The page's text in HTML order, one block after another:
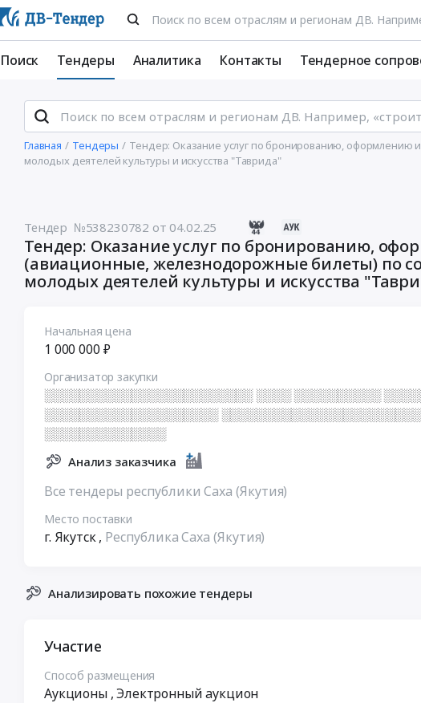
Поиск Тендеры Аналитика Контакты Тендерное
Главная Тендеры
Тендер: Оказание услуг по бронированию,
молодых деятелей культуры и искусства "Таврида"
Тендер №538230782 от 04.02.25
Тендер: Оказание услуг по бронированию,
(авиационные, железнодорожные билеты) по
молодых деятелей культуры и искусства
Начальная цена
1 000 000 ₽
Организатор закупки
░░░░░░░░░░░░░░░░░░░░░░░░ ░░░░ ░░░░░░░░░░
░░░░░░░░░░░░░░░░░░░░
░░░░░░░░░░░░░░
Анализ заказчика
Все тендеры республики Саха (Якутия)
Место поставки
г. Якутск, Республика Саха (Якутия)
Анализировать похожие тендеры
Участие
Способ размещения
Аукционы , Электронный аукцион